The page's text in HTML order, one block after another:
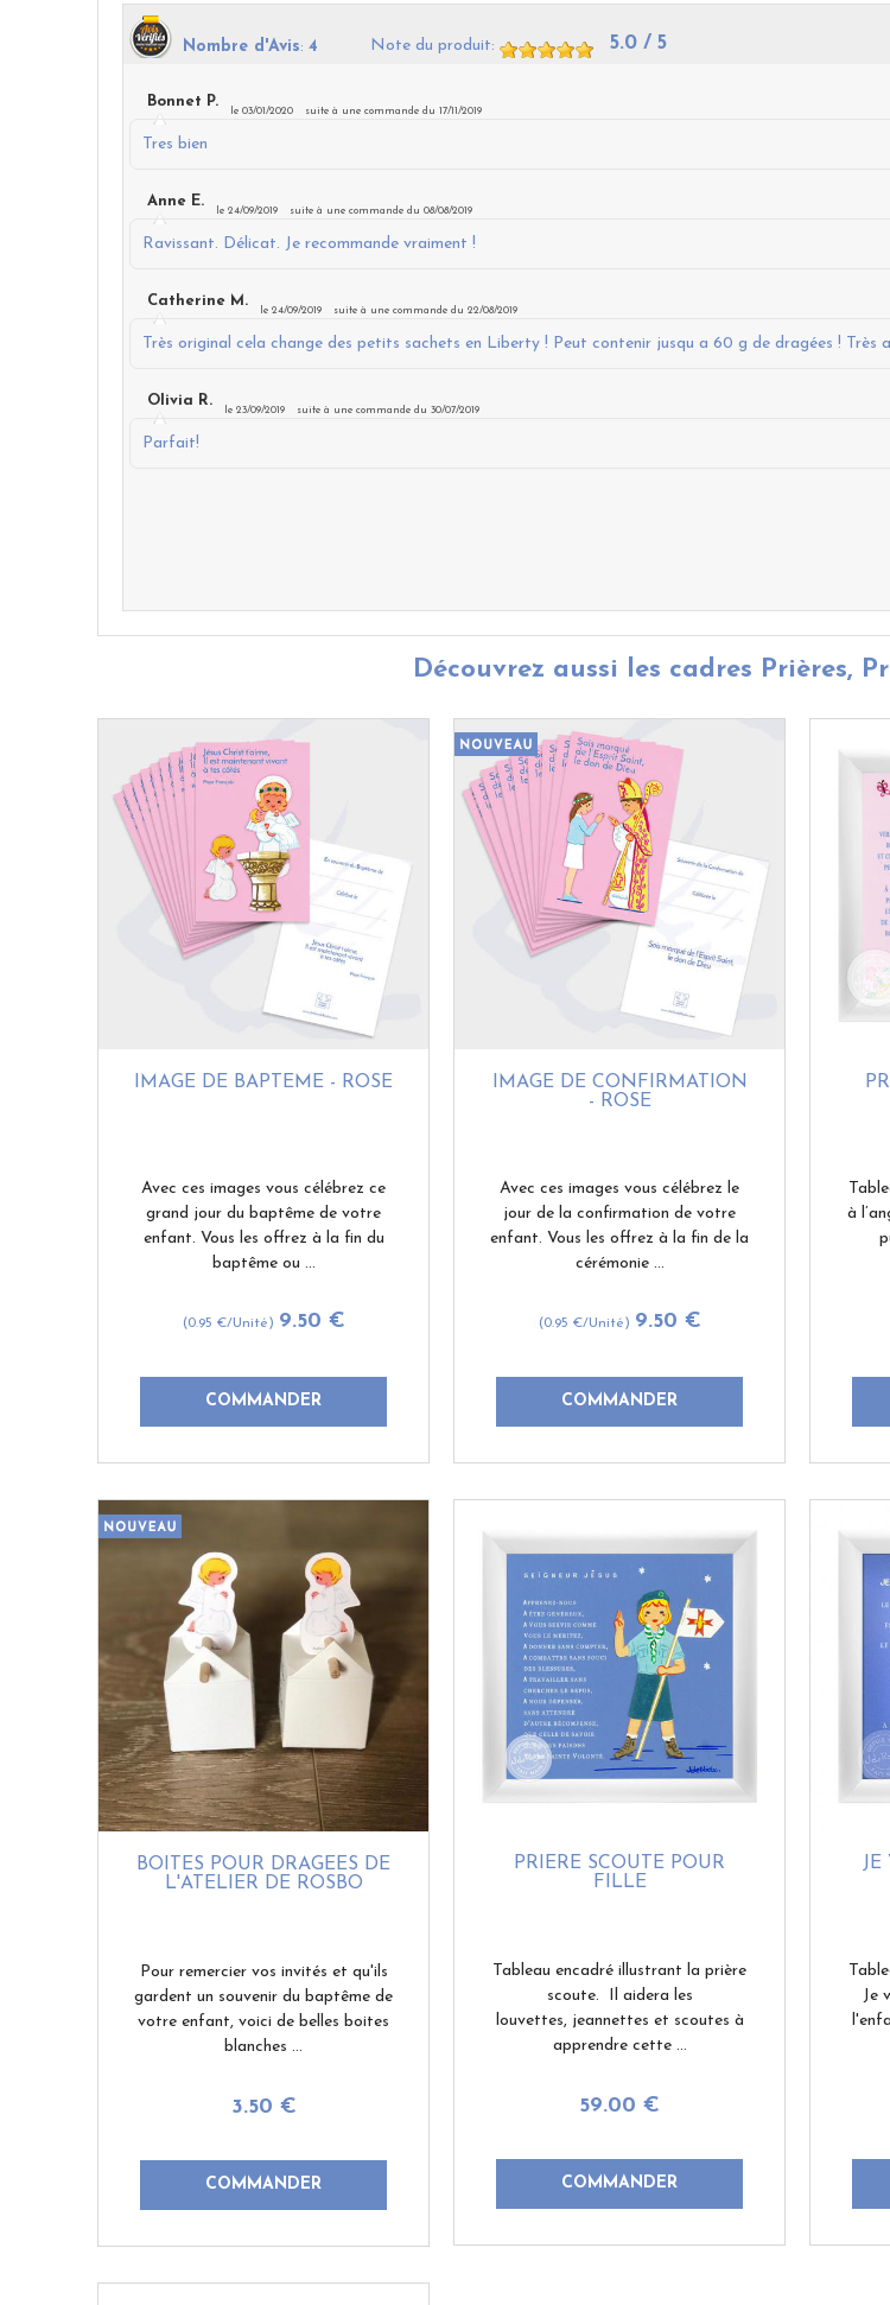
Nombre d'Avis: 4 Note du produit: 5.0 / 5
Bonnet P.
le 03/01/2020 suite à une commande du 17/11/2019
Tres bien
Anne E.
le 24/09/2019 suite à une commande du 08/08/2019
Ravissant. Délicat. Je recommande vraiment !
Catherine M.
le 24/09/2019 suite à une commande du 22/08/2019
Très original cela change des petits sachets en Liberty ! Peut contenir jusqu a 60 g de dragées ! Très
Olivia R.
le 23/09/2019 suite à une commande du 30/07/2019
Parfait!
Découvrez aussi les cadres Prières,
IMAGE DE BAPTÊME - ROSE
(0.95 €/Unité) 9.50 €
Avec ces images vous célébrez ce
grand jour du baptême de votre
enfant. Vous les offrez à la fin du
baptême ou ...
IMAGE DE CONFIRMATION
- ROSE
(0.95 €/Unité) 9.50 €
Avec ces images vous célébrez le
jour de la confirmation de votre
enfant. Vous les offrez à la fin de la
cérémonie ...
à
BOITES POUR DRAGÉES DE
L'ATELIER DE ROSBO
3.50 €
Pour remercier vos invités et qu'ils
gardent un souvenir du baptême de
votre enfant, voici de belles boites
blanches ...
PRIÈRE SCOUTE POUR
FILLE
59.00 €
Tableau encadré illustrant la prière
scoute. Il aidera les
louvettes, jeannettes et scoutes à
apprendre cette ...
JE
Je